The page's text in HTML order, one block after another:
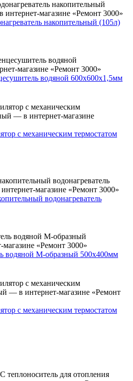
накопительный (105л)
водяной 600х600х1,5мм
с механическим термостатом
водонагреватель
водяной М-образный 500х400мм
с механическим термостатом